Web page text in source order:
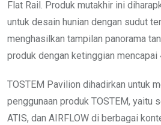
Flat Rail. Produk mutakhir ini
untuk desain hunian dengan sudut
menghasilkan tampilan panorama
produk dengan ketinggian mencapai
TOSTEM Pavilion dihadirkan untuk
penggunaan produk TOSTEM, yaitu
ATIS, dan AIRFLOW di berbagai